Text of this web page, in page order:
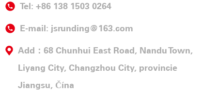
Tel: +86 138 1503 0264
E-mail: jsrunding@163.com
Add：68 Chunhui East Road, Nandu Town,
Liyang City, Changzhou City, provincie
Jiangsu, Čína